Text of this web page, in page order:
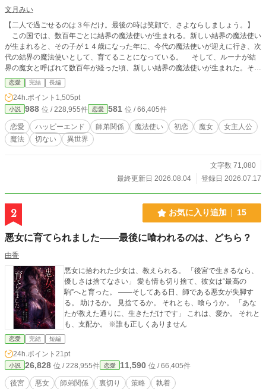
文月みい
【二人で過ごせるのは３年だけ。最後の時は笑顔で、さよならしましょう。】
この国では、数百年ごとに結界の魔法使いが生まれる。新しい結界の魔法使い
が生まれると、その子が１４歳になった年に、今代の魔法使いが迎えに行き、次
代の結界の魔法使いとして、育てることになっている。 そして、ルーナが結
界の魔女と呼ばれて数百年が経った頃、新しい結界の魔法使いが生まれた。その
子は、とても反抗的でルーナの言うことを聞いてくれない。それでも諦めずに接
するルーナに、弟子の態度も変わり、二人の関係も少しずつ変わっていく。
ただ、この関係は３年間だけの限られたもの。３年後には代替わりが待ってい
て、弟子との別れが待っていた。 全３３話完結まで執筆済みです。毎日、投
稿予定です。
恋愛 完結 長編
24h.ポイント 1,505pt
小説 988 位 / 228,955件 恋愛 581 位 / 66,405件
恋愛 ハッピーエンド 師弟関係 魔法使い 初恋 魔女
女主人公
魔法
切ない 異世界
文字数 71,080
最終更新日 2026.08.04
登録日 2026.07.17
2 お気に入り追加 15
悪女に育てられました――最後に喰われるのは、どちら？
由香
悪女に拾われた少女は、教えられる。 「後宮で生きるなら、
優しさは捨てなさい」 愛も情も切り捨て、彼女は“最高の
駒”へと育った。 ――そしてある日、師である悪女が失脚す
る。 助けるか。 見捨てるか。 それとも、喰らうか。 「あな
たが教えた通りに、生きただけです」 これは、愛か。 それと
も、支配か。 ※誰も正しくありません
恋愛 完結 短編
24h.ポイント 21pt
小説 26,828 位 / 228,955件 恋愛 11,590 位 / 66,405件
後宮 悪女 師弟関係 裏切り 策略 執着